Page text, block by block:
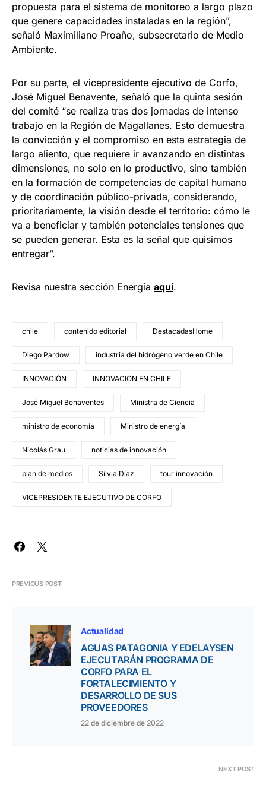
propuesta para el sistema de monitoreo a largo plazo
que genere capacidades instaladas en la región”,
señaló Maximiliano Proaño, subsecretario de Medio
Ambiente.
Por su parte, el vicepresidente ejecutivo de Corfo,
José Miguel Benavente, señaló que la quinta sesión
del comité “se realiza tras dos jornadas de intenso
trabajo en la Región de Magallanes. Esto demuestra
la convicción y el compromiso en esta estrategia de
largo aliento, que requiere ir avanzando en distintas
dimensiones, no solo en lo productivo, sino también
en la formación de competencias de capital humano
y de coordinación público-privada, considerando,
prioritariamente, la visión desde el territorio: cómo le
va a beneficiar y también potenciales tensiones que
se pueden generar. Esta es la señal que quisimos
entregar”.
Revisa nuestra sección Energía aquí.
chile contenido editorial DestacadasHome
Diego Pardow industria del hidrógeno verde en Chile
INNOVACIÓN INNOVACIÓN EN CHILE
José Miguel Benaventes Ministra de Ciencia
ministro de economía Ministro de energía
Nicolás Grau noticias de innovación
plan de medios Silvia Díaz tour innovación
VICEPRESIDENTE EJECUTIVO DE CORFO
PREVIOUS POST
Actualidad
AGUAS PATAGONIA Y EDELAYSEN
EJECUTARÁN PROGRAMA DE
CORFO PARA EL
FORTALECIMIENTO Y
DESARROLLO DE SUS
PROVEEDORES
22 de diciembre de 2022
NEXT POST